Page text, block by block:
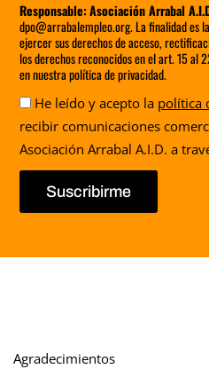
Responsable: Asociación Arrabal
dpo@arrabalempleo.org. La finalidad es
ejercer sus derechos de acceso,
los derechos reconocidos en el art. 15 al
en nuestra política de privacidad.
Aceptación
He leído y acepto la política
recibir comunicaciones
Asociación Arrabal A.I.D. a
Suscribirme
Agradecimientos